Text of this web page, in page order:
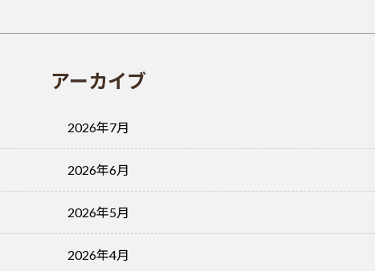
アーカイブ
2026年7月
2026年6月
2026年5月
2026年4月